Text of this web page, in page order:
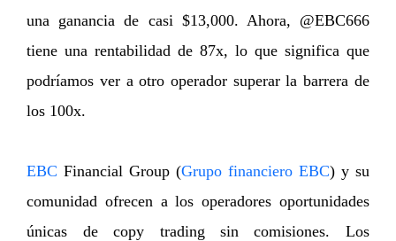
una ganancia de casi $13,000. Ahora, @EBC666
tiene una rentabilidad de 87x, lo que significa que
podríamos ver a otro operador superar la barrera de
los 100x.
EBC Financial Group (Grupo financiero EBC) y su
comunidad ofrecen a los operadores oportunidades
únicas de copy trading sin comisiones. Los